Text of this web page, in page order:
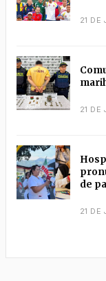
21 DE
21 DE
de
21 DE